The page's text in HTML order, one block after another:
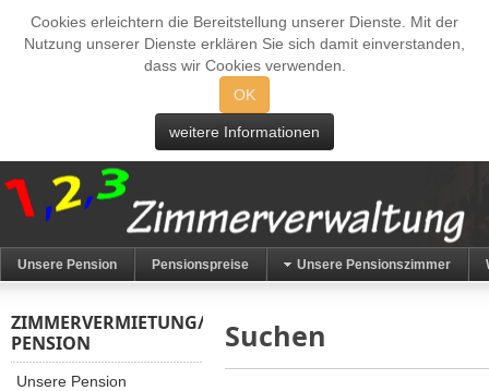
Cookies erleichtern die Bereitstellung unserer Dienste. Mit der
Nutzung unserer Dienste erklären Sie sich damit einverstanden,
dass wir Cookies verwenden.
OK
weitere Informationen
Unsere Pension Pensionspreise Unsere Pensionszimmer
Suchen
ZIMMERVERMIETUNG/
PENSION
Unsere Pension